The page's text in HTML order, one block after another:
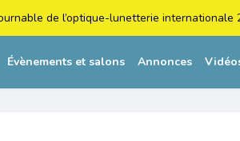
de l’optique-lunetterie internationale
Évènements et salons Annonces